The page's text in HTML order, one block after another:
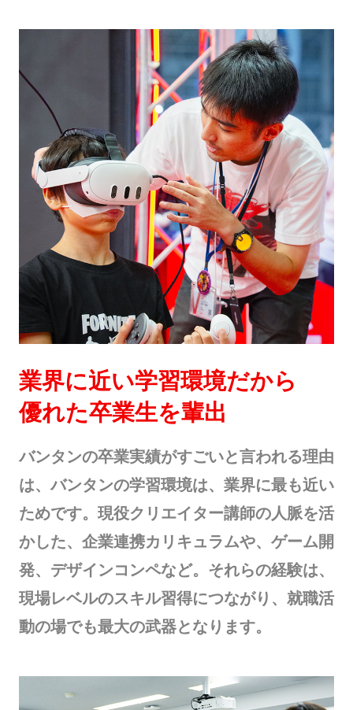
業界に近い学習環境だから
優れた卒業生を輩出
バンタンの卒業実績がすごいと言われる理由
は、バンタンの学習環境は、業界に最も近い
ためです。現役クリエイター講師の人脈を活
かした、企業連携カリキュラムや、ゲーム開
発、デザインコンペなど。それらの経験は、
現場レベルのスキル習得につながり、就職活
動の場でも最大の武器となります。